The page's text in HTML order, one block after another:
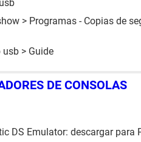
> Programas - Copias de
usb > Guide
DE CONSOLAS
DS Emulator: descargar para